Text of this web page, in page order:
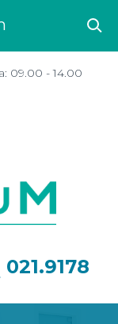
09.00 - 14.00
021.9178